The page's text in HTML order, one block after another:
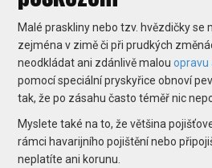
Malé praskliny nebo tzv. hvězdičky se
zejména v zimě či při prudkých
neodkládat ani zdánlivě malouopravu
pomocí speciální pryskyřice obnoví
tak, že po zásahu často téměř nic
Myslete také na to, že většina
rámci havarijního pojištění nebo
neplatíte ani korunu.